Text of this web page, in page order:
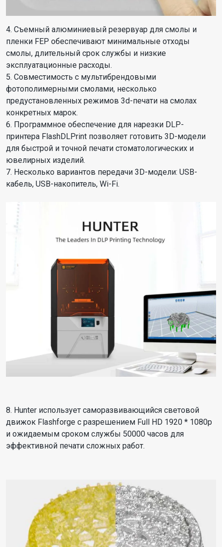
4. Съемный алюминиевый резервуар для смолы и
пленки FEP обеспечивают минимальные отходы
смолы, длительный срок службы и низкие
эксплуатационные расходы.
5. Совместимость с мультибрендовыми
фотополимерными смолами, несколько
предустановленных режимов 3d-печати на смолах
конкретных марок.
6. Программное обеспечение для нарезки DLP-
принтера FlashDLPrint позволяет готовить 3D-модели
для быстрой и точной печати стоматологических и
ювелирных изделий.
7. Несколько вариантов передачи 3D-модели: USB-
кабель, USB-накопитель, Wi-Fi.
8. Hunter использует саморазвивающийся световой
движок Flashforge с разрешением Full HD 1920 * 1080p
и ожидаемым сроком службы 50000 часов для
эффективной печати сложных работ.